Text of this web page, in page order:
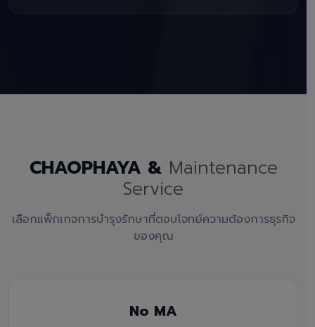
CHAOPHAYA & Maintenance
Service
เลือกแพ็กเกจการบำรุงรักษาที่ตอบโจทย์ความต้องการธุรกิจ
ของคุณ
No MA